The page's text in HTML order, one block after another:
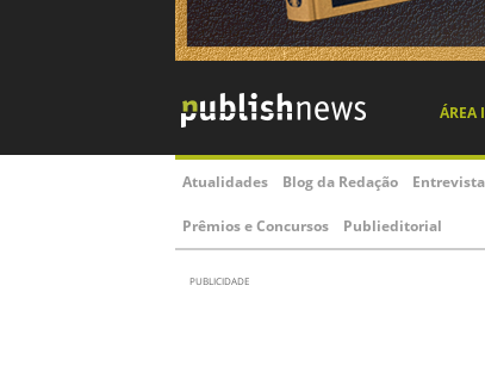
ÁREA
Atualidades Blog da Redação
Prêmios e Concursos Publieditorial
PUBLICIDADE